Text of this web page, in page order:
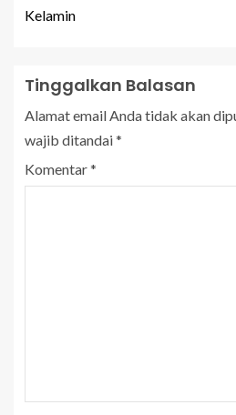
Kelamin
Tinggalkan Balasan
Alamat email Anda tidak akan
wajib ditandai*
Komentar*